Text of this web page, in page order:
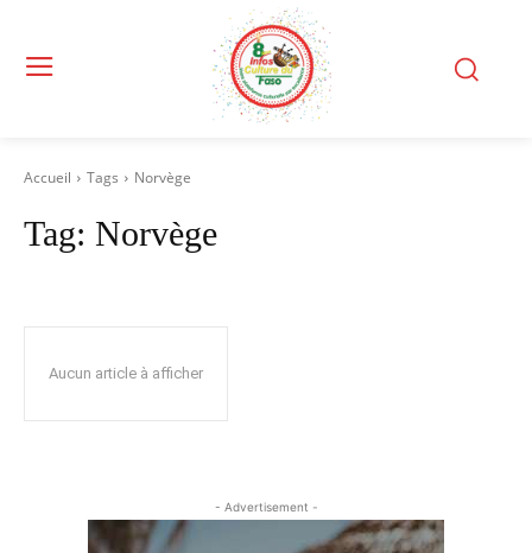
Accueil Tags Norvège
Tag: Norvège
Aucun article à afficher
- Advertisement -